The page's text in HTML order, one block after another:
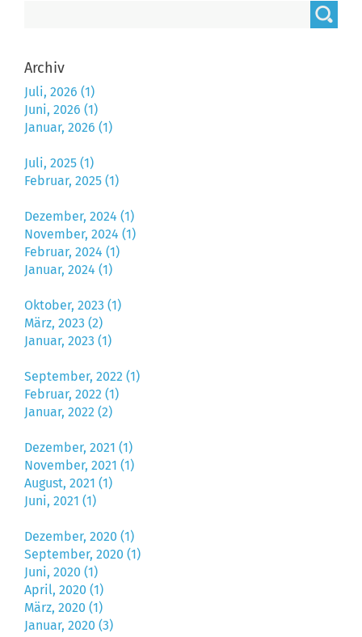
Archiv
Juli, 2026 (1)
Juni, 2026 (1)
Januar, 2026 (1)
Juli, 2025 (1)
Februar, 2025 (1)
Dezember, 2024 (1)
November, 2024 (1)
Februar, 2024 (1)
Januar, 2024 (1)
Oktober, 2023 (1)
März, 2023 (2)
Januar, 2023 (1)
September, 2022 (1)
Februar, 2022 (1)
Januar, 2022 (2)
Dezember, 2021 (1)
November, 2021 (1)
August, 2021 (1)
Juni, 2021 (1)
Dezember, 2020 (1)
September, 2020 (1)
Juni, 2020 (1)
April, 2020 (1)
März, 2020 (1)
Januar, 2020 (3)